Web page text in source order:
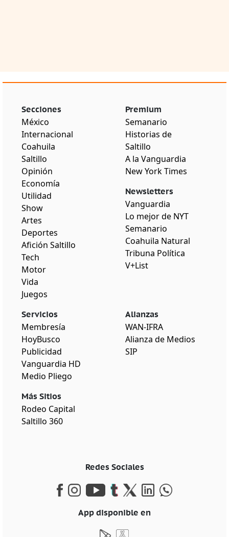
Secciones
México
Internacional
Coahuila
Saltillo
Opinión
Economía
Utilidad
Show
Artes
Deportes
Afición Saltillo
Tech
Motor
Vida
Juegos
Premium
Semanario
Historias de
Saltillo
A la Vanguardia
New York Times
Newsletters
Vanguardia
Lo mejor de NYT
Semanario
Coahuila Natural
Tribuna Política
V+List
Servicios
Membresía
HoyBusco
Publicidad
Vanguardia HD
Medio Pliego
Más Sitios
Rodeo Capital
Saltillo 360
Alianzas
WAN-IFRA
Alianza de Medios
SIP
Redes Sociales
App disponible en